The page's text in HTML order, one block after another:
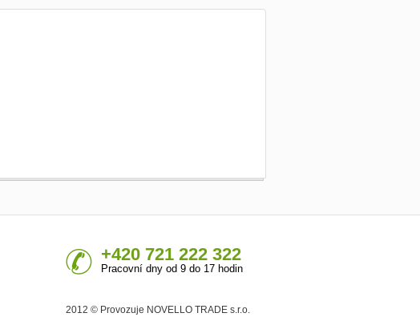
+420 721 222 322
Pracovní dny od 9 do 17 hodin
2012 © Provozuje NOVELLO TRADE s.r.o.